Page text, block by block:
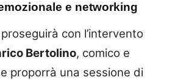
e networking
con l’intervento
Bertolino, comico e
proporrà una sessione di